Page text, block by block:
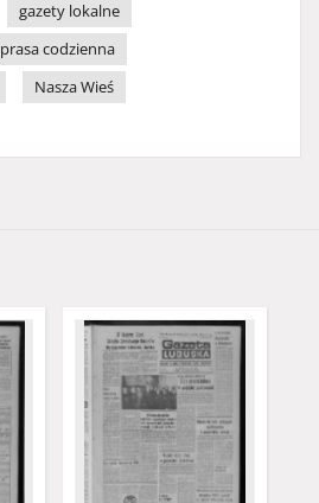
gazety lokalne
prasa codzienna
Nasza Wieś